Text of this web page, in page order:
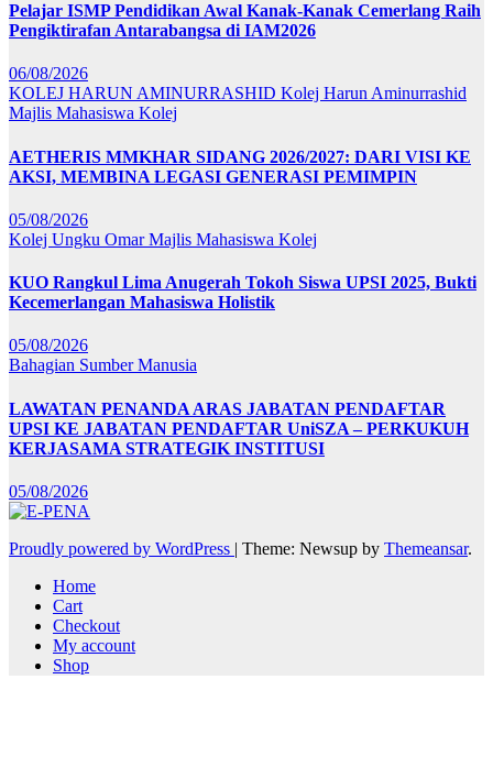
Pelajar ISMP Pendidikan Awal Kanak-Kanak Cemerlang Raih
Pengiktirafan Antarabangsa di IAM2026
06/08/2026
KOLEJ HARUN AMINURRASHID Kolej Harun Aminurrashid
Majlis Mahasiswa Kolej
AETHERIS MMKHAR SIDANG 2026/2027: DARI VISI KE
AKSI, MEMBINA LEGASI GENERASI PEMIMPIN
05/08/2026
Kolej Ungku OmarMajlis Mahasiswa Kolej
KUO Rangkul Lima Anugerah Tokoh Siswa UPSI 2025, Bukti
Kecemerlangan Mahasiswa Holistik
05/08/2026
Bahagian Sumber Manusia
LAWATAN PENANDA ARAS JABATAN PENDAFTAR
UPSI KE JABATAN PENDAFTAR UniSZA – PERKUKUH
KERJASAMA STRATEGIK INSTITUSI
05/08/2026
Proudly powered by WordPress | Theme: Newsup by Themeansar.
Home
Cart
Checkout
My account
Shop